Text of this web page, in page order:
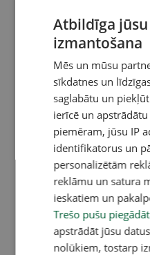
Atbildīga
izmantošana
Mēs un mūsu
sīkdatnes un
saglabātu un
ierīcē un
piemēram, jūsu IP
identifikatorus un
personalizētām
reklāmu un satura
ieskatiem un
Trešo pušu
apstrādāt jūsu
nolūkiem, tostarp